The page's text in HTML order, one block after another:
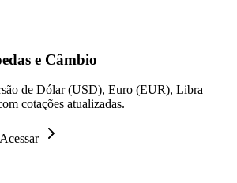
e Câmbio
de Dólar (USD), Euro (EUR), Libra
cotações atualizadas.
Acessar